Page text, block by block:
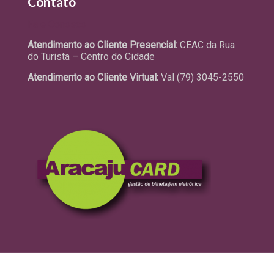
Atendimento ao Cliente Presencial: CEAC da Rua
do Turista – Centro do Cidade
Atendimento ao Cliente Virtual: Val (79) 3045-2550